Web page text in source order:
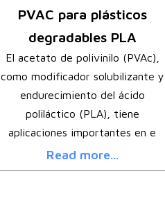
PVAC para plásticos
degradables PLA
El acetato de polivinilo (PVAc),
como modificador solubilizante y
endurecimiento del ácido
poliláctico (PLA), tiene
aplicaciones importantes en e
Read more...